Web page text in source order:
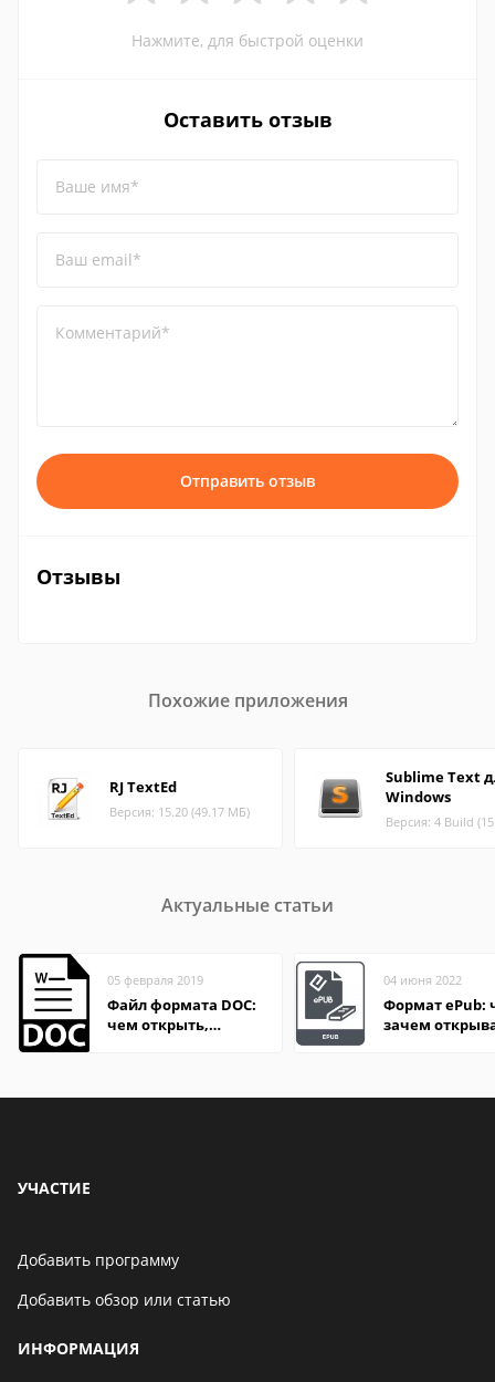
Нажмите, для быстрой оценки
Оставить отзыв
Ваше имя*
Ваш email*
Комментарий*
Отправить отзыв
Отзывы
Похожие приложения
RJ TextEd
Версия: 15.20 (49.17 МБ)
Sublime Text
Windows
Версия: 4 Build
Актуальные статьи
05 февраля 2019
Файл формата DOC:
чем открыть,
04 июня 2022
Формат ePub:
зачем
УЧАСТИЕ
Добавить программу
Добавить обзор или статью
ИНФОРМАЦИЯ